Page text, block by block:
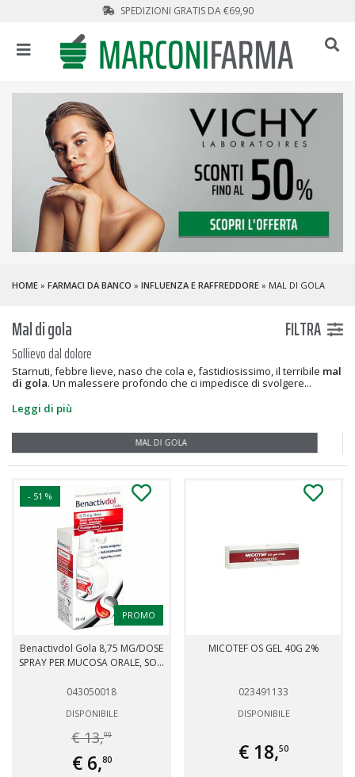
SPEDIZIONI GRATIS DA €69,90
HOME » FARMACI DA BANCO » INFLUENZA E RAFFREDDORE » MAL DI GOLA
Mal di gola FILTRA
Sollievo dal dolore
Starnuti, febbre lieve, naso che cola e, fastidiosissimo, il terribile mal
di gola. Un malessere profondo che ci impedisce di svolgere...
Leggi di più
DECONGESTIONANTI NASALI
- 51 %
PROMO
Benactivdol Gola 8,75 MG/DOSE
SPRAY PER MUCOSA ORALE, SO...
043050018
DISPONIBILE
€ 13,90
€ 6,80
MICOTEF OS GEL 40G 2%
023491133
DISPONIBILE
€ 18,50